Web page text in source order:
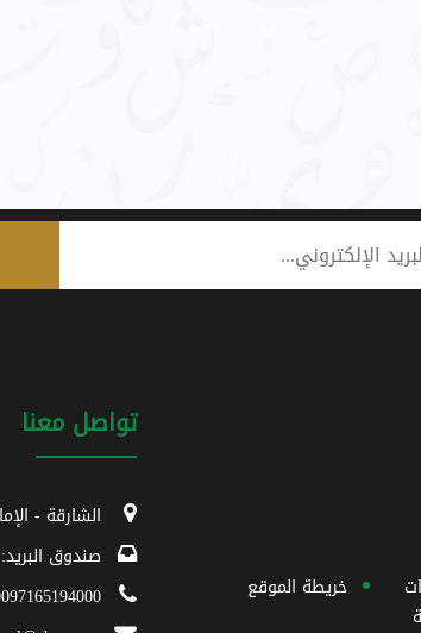
تواصل معنا
الشارقة -
صندوق البريد: 66656
خريطة الموقع